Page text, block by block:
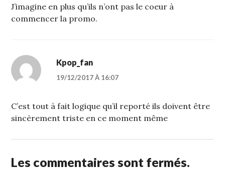
J’imagine en plus qu’ils n’ont pas le coeur à
commencer la promo.
Kpop_fan
19/12/2017 À 16:07
C’est tout à fait logique qu’il reporté ils doivent être
sincèrement triste en ce moment même
Les commentaires sont fermés.